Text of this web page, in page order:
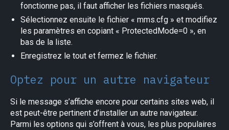
fonctionne pas, il faut afficher les fichiers masqués.
Sélectionnez ensuite le fichier « mms.cfg » et modifiez
les paramètres en copiant « ProtectedMode=0 », en
bas de la liste.
Enregistrez le tout et fermez le fichier.
Optez pour un autre navigateur
Si le message s’affiche encore pour certains sites web, il
est peut-être pertinent d’installer un autre navigateur.
Parmi les options qui s’offrent à vous, les plus populaires